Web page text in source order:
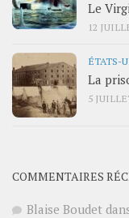
Le
12
ÉTATS-
La
5
COMMENTAIRES
Blaise Boudet